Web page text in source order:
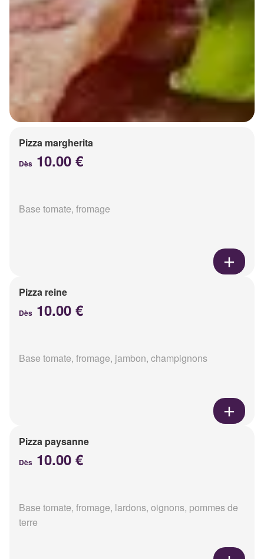
Pizza margherita
Dès 10.00 €
Base tomate, fromage
Pizza reine
Dès 10.00 €
Base tomate, fromage, jambon, champignons
Pizza paysanne
Dès 10.00 €
Base tomate, fromage, lardons, oignons, pommes de
terre